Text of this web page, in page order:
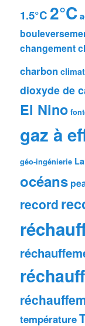
1.5°C2°C
changement
charbon climat
dioxyde de
El Nino
gaz à
géo-ingénierie
océans
record
température